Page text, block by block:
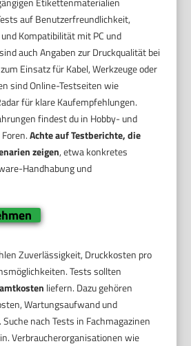
auf Benutzerfreundlichkeit,
Kompatibilität mit PC und
auch Angaben zur Druckqualität bei
Einsatz für Kabel, Werkzeuge oder
sind Online-Testseiten wie
für klare Kaufempfehlungen.
findest du in Hobby- und
Foren.Achte auf Testberichte, die
zeigen, etwa konkretes
Handhabung und
Zuverlässigkeit, Druckkosten pro
Tests sollten
liefern. Dazu gehören
Wartungsaufwand und
nach Tests in Fachmagazinen
Verbraucherorganisationen wie